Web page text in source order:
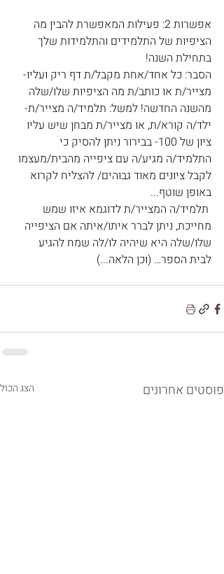
אפשרות 2: פעילות המאפשרת להבין מה
הציפיות של התלמידים והתלמידות שלך
בתחילת השנה!
הסבר: כל אחד/אחת מקבל/ת דף ריק ועליו-
מצייר/ת או כותב/ת מה הציפיות שלו/שלה
מהשנה החדשה! למשל: תלמיד/ה מצייר/ת-
ילד/ה קורא/ת, או מצייר/ת מבחן שיש עליו
ציון של 100- בבירור ניתן להסיק כי
התלמיד/ה מגיע/ה עם ציפייה מהבית/מעצמו
לקבל ציונים מאוד גבוהים/ להצליח לקרוא
באופן שוטף...
תלמיד/ה המצייר/ת לדוגמא איזו שמש
מחייכת, ניתן לברר איתו/איתה אם הציפייה
שלו/שלה היא שיהיה לו/לה שמח להגיע
לבית הספר… (וכן הלאה...)
פוסטים אחרונים הצג הכול